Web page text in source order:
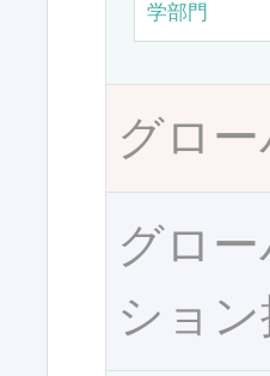
学部門
グロ
グロ
ショ